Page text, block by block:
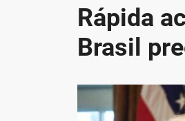
Rápida
Brasil